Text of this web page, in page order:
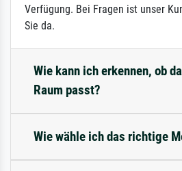
Verfügung. Bei Fragen ist unser
Sie da.
Wie kann ich erkennen, ob
Raum passt?
Wie wähle ich das richtige